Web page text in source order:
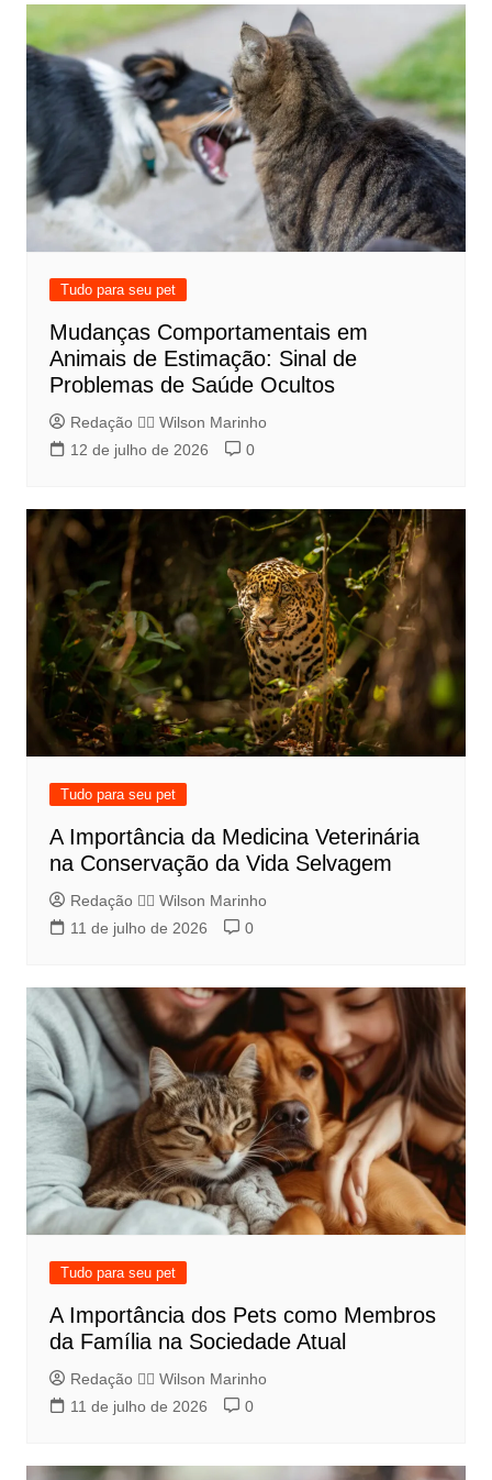
Tudo para seu pet
Mudanças Comportamentais em
Animais de Estimação: Sinal de
Problemas de Saúde Ocultos
Redação 👨‍⚖️​ Wilson Marinho
12 de julho de 2026
0
Tudo para seu pet
A Importância da Medicina Veterinária
na Conservação da Vida Selvagem
Redação 👨‍⚖️​ Wilson Marinho
11 de julho de 2026
0
Tudo para seu pet
A Importância dos Pets como Membros
da Família na Sociedade Atual
Redação 👨‍⚖️​ Wilson Marinho
11 de julho de 2026
0